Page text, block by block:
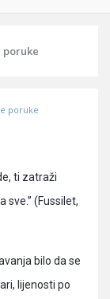
poruke
poruke
ti zatraži
sve.” (Fussilet,
bilo da se
lijenosti po